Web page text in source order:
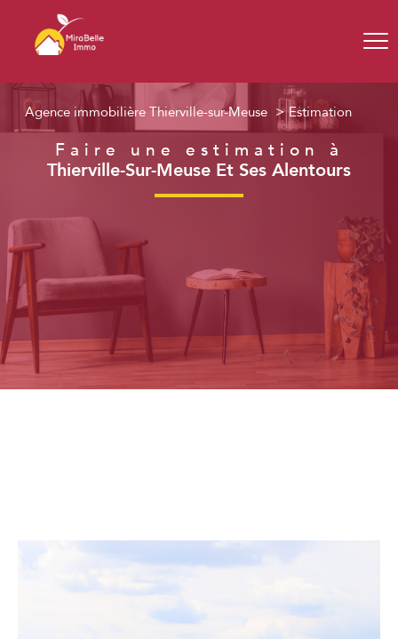
Agence immobilière Thierville-sur-Meuse Estimation
Faire une estimation à
Thierville-Sur-Meuse Et Ses Alentours